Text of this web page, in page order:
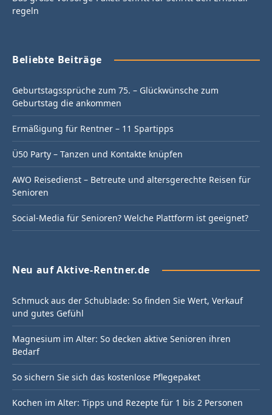
regeln
Beliebte Beiträge
Geburtstagssprüche zum 75. – Glückwünsche zum
Geburtstag die ankommen
Ermäßigung für Rentner – 11 Spartipps
Ü50 Party – Tanzen und Kontakte knüpfen
AWO Reisedienst – Betreute und altersgerechte Reisen für
Senioren
Social-Media für Senioren? Welche Plattform ist geeignet?
Neu auf Aktive-Rentner.de
Schmuck aus der Schublade: So finden Sie Wert, Verkauf
und gutes Gefühl
Magnesium im Alter: So decken aktive Senioren ihren
Bedarf
So sichern Sie sich das kostenlose Pflegepaket
Kochen im Alter: Tipps und Rezepte für 1 bis 2 Personen